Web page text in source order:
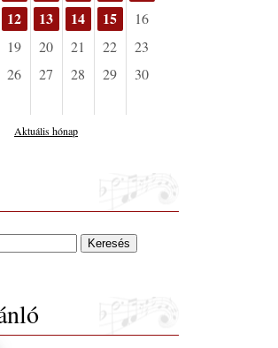
12 13 14 15
16
19 20 21 22
23
26 27 28 29
30
Aktuális hónap